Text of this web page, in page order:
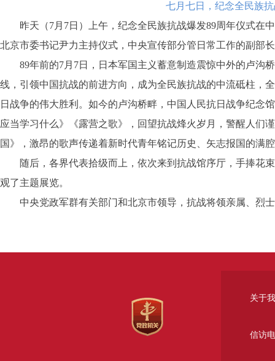
七月七日，纪念全民族
昨天（7月7日）上午，纪念全民族抗战爆发89周年仪式在
北京市委书记尹力主持仪式，中央宣传部分管日常工作的副部
89年前的7月7日，日本军国主义蓄意制造震惊中外的卢沟
线，引领中国抗战的前进方向，成为全民族抗战的中流砥柱，
日战争的伟大胜利。如今的卢沟桥畔，中国人民抗日战争纪念
应当学习什么》《露营之歌》，回望抗战烽火岁月，警醒人们
国》，激昂的歌声传递着新时代青年铭记历史、矢志报国的满
随后，各界代表拾级而上，依次来到抗战馆序厅，手捧花束
观了主题展览。
中央党政军群有关部门和北京市领导，抗战将领亲属、烈士
关于
信访